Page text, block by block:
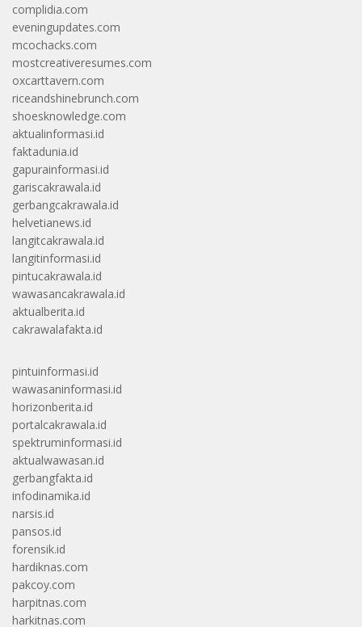
complidia.com
eveningupdates.com
mcochacks.com
mostcreativeresumes.com
oxcarttavern.com
riceandshinebrunch.com
shoesknowledge.com
aktualinformasi.id
faktadunia.id
gapurainformasi.id
gariscakrawala.id
gerbangcakrawala.id
helvetianews.id
langitcakrawala.id
langitinformasi.id
pintucakrawala.id
wawasancakrawala.id
aktualberita.id
cakrawalafakta.id
pintuinformasi.id
wawasaninformasi.id
horizonberita.id
portalcakrawala.id
spektruminformasi.id
aktualwawasan.id
gerbangfakta.id
infodinamika.id
narsis.id
pansos.id
forensik.id
hardiknas.com
pakcoy.com
harpitnas.com
harkitnas.com